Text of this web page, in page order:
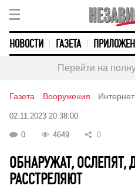
НОВОСТИ ГАЗЕТА
Перейти на
Газета Вооружения
02.11.2023 20:38:00
0 4649 0
ОБНАРУЖАТ, ОСЛЕПЯТ,
РАССТРЕЛЯЮТ